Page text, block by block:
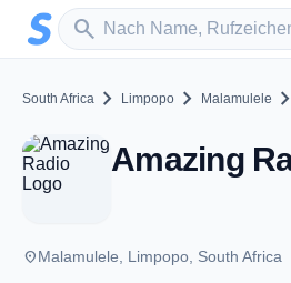
Zum Hauptinhalt springen
search
Sender suchen
South Africa chevron_right Limpopo chevron_right Malamulele chevron_right
placeMalamulele, Limpopo, South Africa